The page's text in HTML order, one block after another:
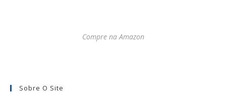
Compre na Amazon
Sobre O Site